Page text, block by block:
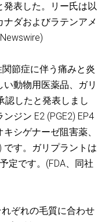
発表した。リー氏は以
ダおよびラテンアメ
節症に伴う痛みと炎
動物用医薬品、ガリ
認したと発表しまし
ジン E2 (PGE2) EP4
シゲナーゼ阻害薬、
です。ガリプラントは
定です。(FDA、同社
ぞれの毛質に合わせ